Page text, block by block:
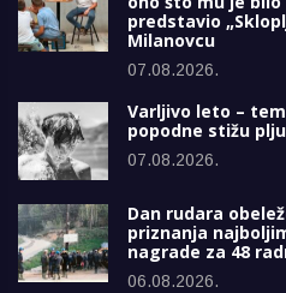
predstavio
Milanovcu
07.08.2026.
Varljivo leto –
popodne stižu
07.08.2026.
Dan rudara
priznanja
nagrade za 48
06.08.2026.